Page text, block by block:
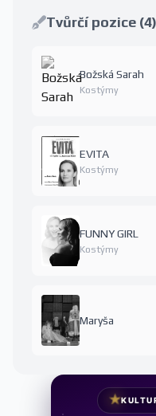
Tvůrčí pozice (4)
Božská Sarah
Kostýmy
EVITA
Kostýmy
FUNNY GIRL
Kostýmy
Maryša
★